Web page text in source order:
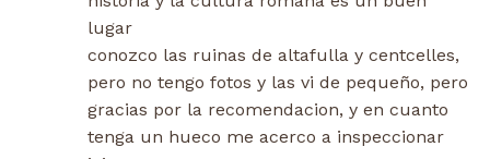
lugar
conozco las ruinas de altafulla y centcelles,
pero no tengo fotos y las vi de pequeño, pero
gracias por la recomendacion, y en cuanto
tenga un hueco me acerco a inspeccionar